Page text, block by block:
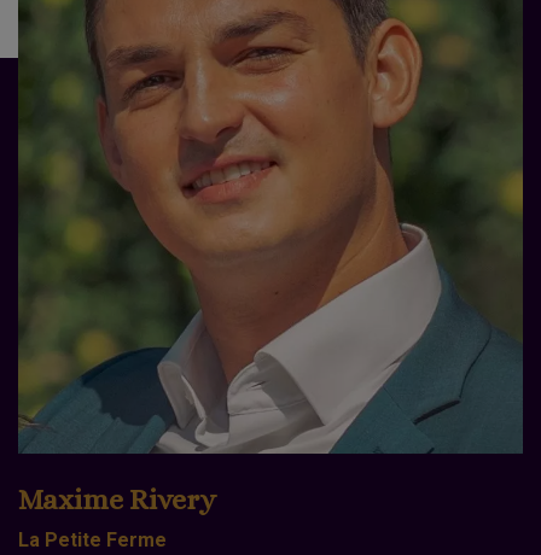
Maxime Rivery
La Petite Ferme